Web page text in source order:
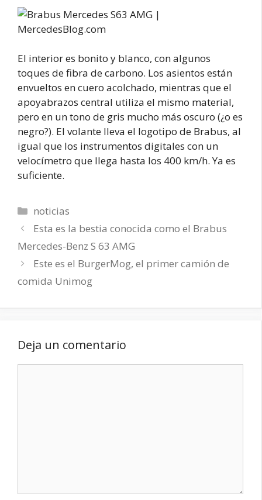
El interior es bonito y blanco, con algunos
toques de fibra de carbono. Los asientos están
envueltos en cuero acolchado, mientras que el
apoyabrazos central utiliza el mismo material,
pero en un tono de gris mucho más oscuro (¿o es
negro?). El volante lleva el logotipo de Brabus, al
igual que los instrumentos digitales con un
velocímetro que llega hasta los 400 km/h. Ya es
suficiente.
Categorías
noticias
Esta es la bestia conocida como el Brabus
Mercedes-Benz S 63 AMG
Este es el BurgerMog, el primer camión de
comida Unimog
Deja un comentario